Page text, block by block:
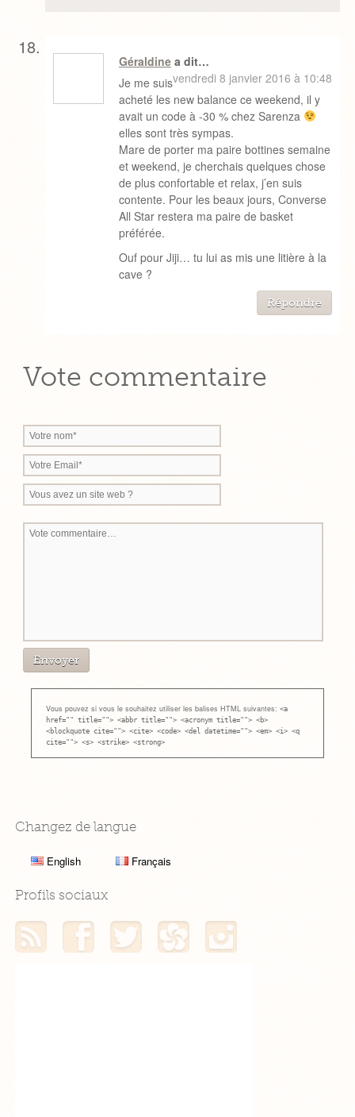
Géraldinea dit…
vendredi 8 janvier 2016 à 10:48
Je me suis
acheté les new balance ce weekend, il y
avait un code à -30 % chez Sarenza
elles sont très sympas.
Mare de porter ma paire bottines semaine
et weekend, je cherchais quelques chose
de plus confortable et relax, j’en suis
contente. Pour les beaux jours, Converse
All Star restera ma paire de basket
préférée.
Ouf pour Jiji… tu lui as mis une litière à la
cave ?
Répondre
Vote commentaire
Vous pouvez si vous le souhaitez utiliser les balises HTML suivantes: <a
href="" title=""> <abbr title=""> <acronym title=""> <b>
<blockquote cite=""> <cite> <code> <del datetime=""> <em> <i> <q
cite=""> <s> <strike> <strong>
Changez de langue
English Français
Profils sociaux
Mon flux RSSMon profil Facebook
Mon profil TwitterMon profil Hellocoton